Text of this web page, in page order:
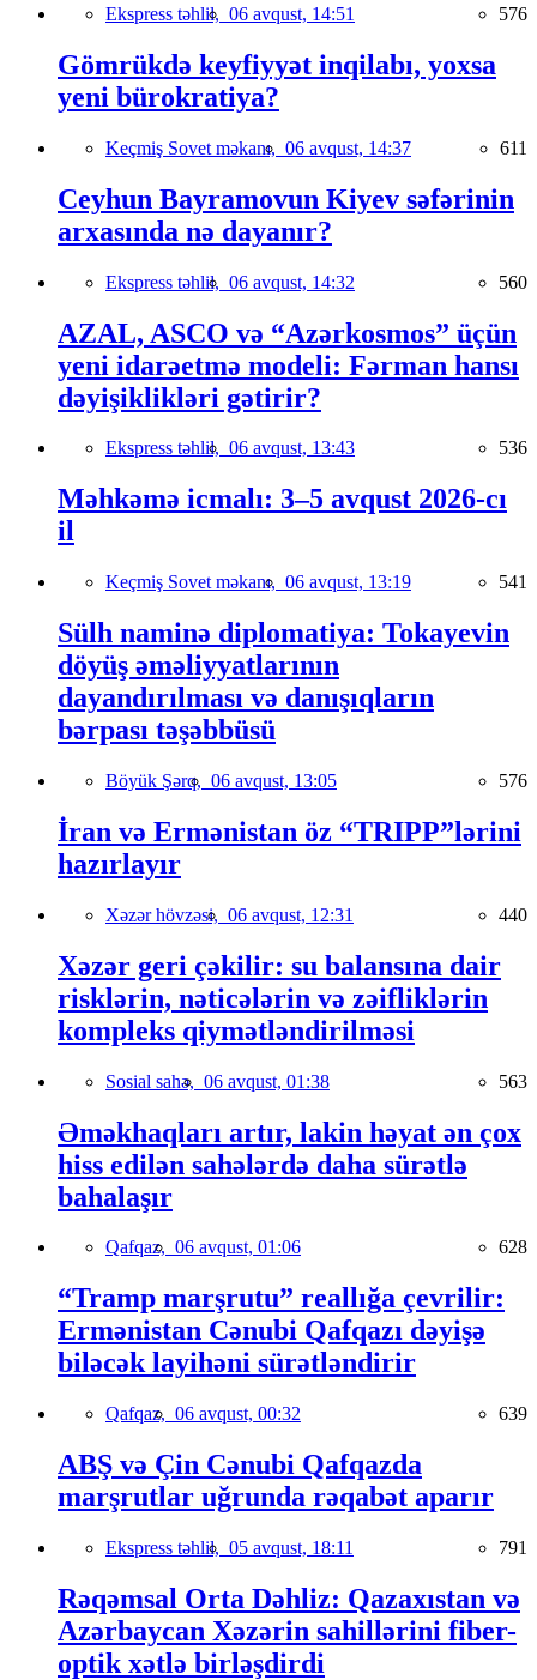
Ekspress təhlil, 06 avqust, 14:51 576
Gömrükdə keyfiyyət inqilabı, yoxsa
yeni bürokratiya?
Keçmiş Sovet məkanı, 06 avqust, 14:37 611
Ceyhun Bayramovun Kiyev səfərinin
arxasında nə dayanır?
Ekspress təhlil, 06 avqust, 14:32 560
AZAL, ASCO və “Azərkosmos” üçün
yeni idarəetmə modeli: Fərman hansı
dəyişiklikləri gətirir?
Ekspress təhlil, 06 avqust, 13:43 536
Məhkəmə icmalı: 3–5 avqust 2026-cı
il
Keçmiş Sovet məkanı, 06 avqust, 13:19 541
Sülh naminə diplomatiya: Tokayevin
döyüş əməliyyatlarının
dayandırılması və danışıqların
bərpası təşəbbüsü
Böyük Şərq, 06 avqust, 13:05 576
İran və Ermənistan öz “TRIPP”lərini
hazırlayır
Xəzər hövzəsi, 06 avqust, 12:31 440
Xəzər geri çəkilir: su balansına dair
risklərin, nəticələrin və zəifliklərin
kompleks qiymətləndirilməsi
Sosial sahə, 06 avqust, 01:38 563
Əməkhaqları artır, lakin həyat ən çox
hiss edilən sahələrdə daha sürətlə
bahalaşır
Qafqaz, 06 avqust, 01:06 628
“Tramp marşrutu” reallığa çevrilir:
Ermənistan Cənubi Qafqazı dəyişə
biləcək layihəni sürətləndirir
Qafqaz, 06 avqust, 00:32 639
ABŞ və Çin Cənubi Qafqazda
marşrutlar uğrunda rəqabət aparır
Ekspress təhlil, 05 avqust, 18:11 791
Rəqəmsal Orta Dəhliz: Qazaxıstan və
Azərbaycan Xəzərin sahillərini fiber-
optik xətlə birləşdirdi